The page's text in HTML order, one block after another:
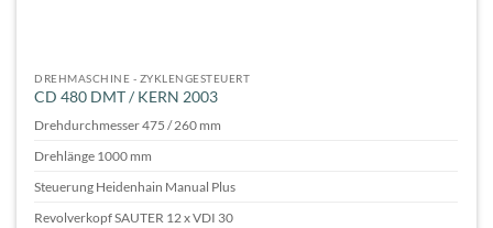
DREHMASCHINE - ZYKLENGESTEUERT
CD 480 DMT / KERN 2003
Drehdurchmesser 475 / 260 mm
Drehlänge 1000 mm
Steuerung Heidenhain Manual Plus
Revolverkopf SAUTER 12 x VDI 30